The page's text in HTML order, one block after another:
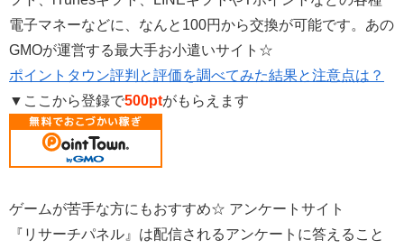
電子マネーなどに、なんと100円から交換が可能です。あの
GMOが運営する最大手お小遣いサイト☆
ポイントタウン評判と評価を調べてみた結果と注意点は？
▼ここから登録で500ptがもらえます
ゲームが苦手な方にもおすすめ☆ アンケートサイト
『リサーチパネル』は配信されるアンケートに答えること